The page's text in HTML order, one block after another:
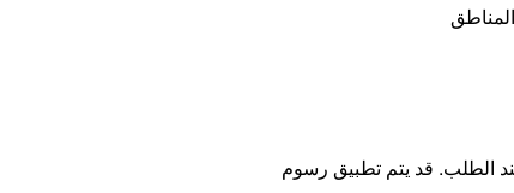
الطلب. قد يتم تطبيق رسوم